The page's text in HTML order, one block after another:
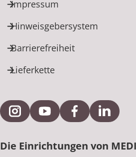
Impressum
Hinweisgebersystem
Barrierefreiheit
Lieferkette
Externe Verlinkung zu
Externe Verlinkung zu
Externe
Die Einrichtungen von